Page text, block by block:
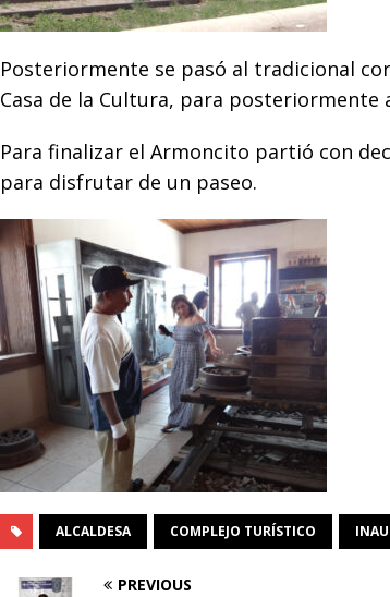
Posteriormente se pasó al tradicional
Casa de la Cultura, para posteriormente
Para finalizar el Armoncito partió con
para disfrutar de un paseo.
ALCALDESA COMPLEJO TURÍSTICO
PREVIOUS